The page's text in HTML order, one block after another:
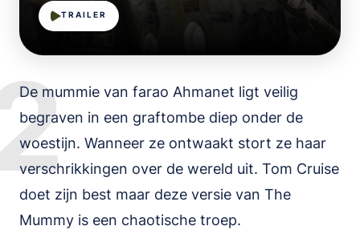
TRAILER
De mummie van farao Ahmanet ligt veilig
begraven in een graftombe diep onder de
woestijn. Wanneer ze ontwaakt stort ze haar
verschrikkingen over de wereld uit. Tom Cruise
doet zijn best maar deze versie van The
Mummy is een chaotische troep.